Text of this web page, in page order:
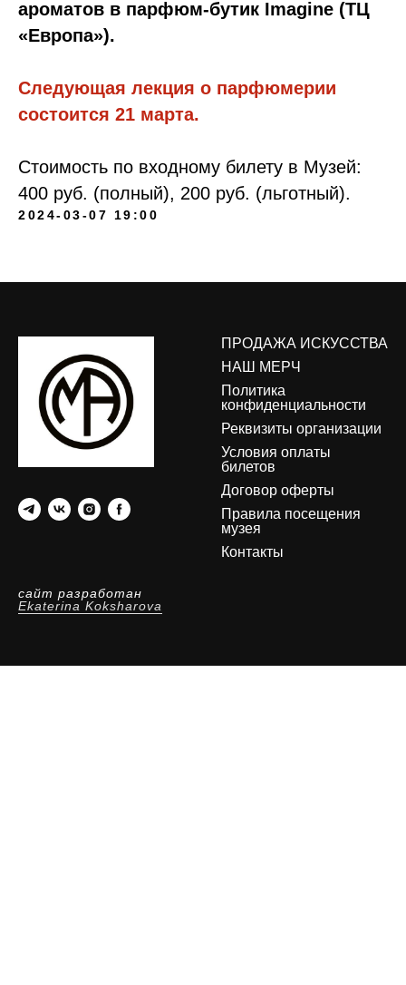
ароматов в парфюм-бутик Imagine (ТЦ
«Европа»).
Следующая лекция о парфюмерии
состоится 21 марта.
Стоимость по входному билету в Музей:
400 руб. (полный), 200 руб. (льготный).
2024-03-07 19:00
ПРОДАЖА ИСКУССТВА
НАШ МЕРЧ
Политика
конфиденциальности
Реквизиты организации
Условия оплаты
билетов
Договор оферты
Правила посещения
музея
Контакты
сайт разработан
Ekaterina Koksharova